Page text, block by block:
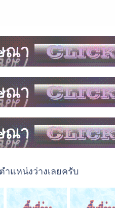
ำแหน่งว่างเลยครับ